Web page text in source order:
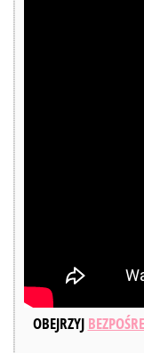
OBEJRZYJ